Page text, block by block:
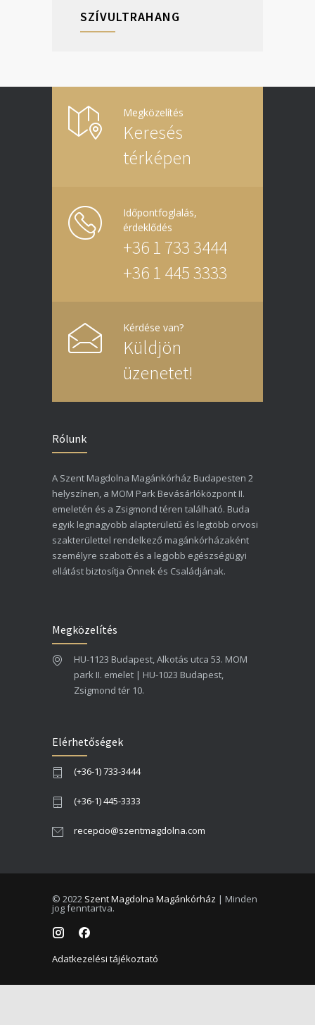
SZÍVULTRAHANG
Megközelítés
Keresés
térképen
Időpontfoglalás,
érdeklődés
+36 1 733 3444
+36 1 445 3333
Kérdése van?
Küldjön
üzenetet!
Rólunk
A Szent Magdolna Magánkórház Budapesten 2
helyszínen, a MOM Park Bevásárlóközpont II.
emeletén és a Zsigmond téren található. Buda
egyik legnagyobb alapterületű és legtöbb orvosi
szakterülettel rendelkező magánkórházaként
személyre szabott és a legjobb egészségügyi
ellátást biztosítja Önnek és Családjának.
Megközelítés
HU-1123 Budapest, Alkotás utca 53. MOM
park II. emelet | HU-1023 Budapest,
Zsigmond tér 10.
Elérhetőségek
(+36-1) 733-3444
(+36-1) 445-3333
recepcio@szentmagdolna.com
© 2022 Szent Magdolna Magánkórház | Minden
jog fenntartva.
Adatkezelési tájékoztató